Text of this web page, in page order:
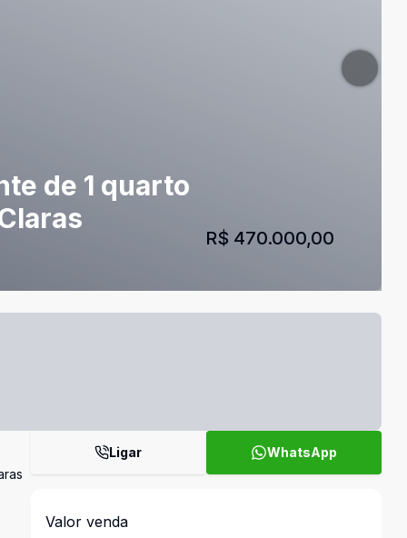
de 1 quarto
R$ 470.000,00
Ligar WhatsApp
Valor venda